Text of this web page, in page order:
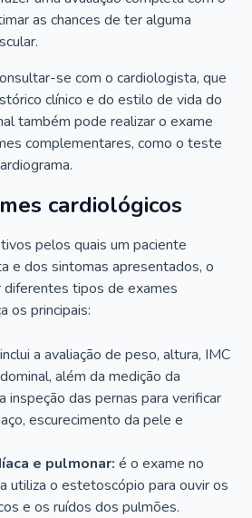
as chances de ter alguma
se com o cardiologista, que
clínico e do estilo de vida do
também pode realizar o exame
complementares, como o teste
cardiológicos
pelos quais um paciente
e dos sintomas apresentados, o
tipos de exames
os principais:
inclui a avaliação de peso, altura, IMC
além da medição da
inspeção das pernas para verificar
escurecimento da pele e
e pulmonar: é o exame no
utiliza o estetoscópio para ouvir os
e os ruídos dos pulmões.